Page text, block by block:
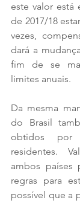
este valor está
de 2017/18
vezes,
dará a
fim de se
limites anuais.
Da mesma
do Brasil
obtidos por
residentes.
ambos países
regras para
possível que a